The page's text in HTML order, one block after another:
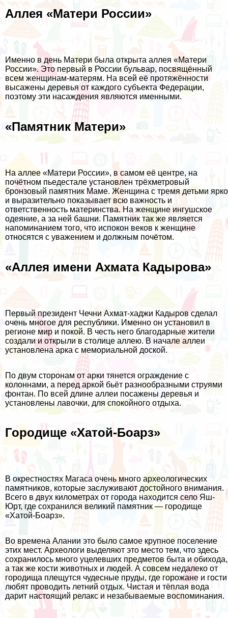
Аллея «Матери России»
Именно в день Матери была открыта аллея «Матери
России». Это первый в России бульвар, посвящённый
всем женщинам-матерям. На всей её протяжённости
высажены деревья от каждого субъекта Федерации,
поэтому эти насаждения являются именными.
«Памятник Матери»
На аллее «Матери России», в самом её центре, на
почётном пьедестале установлен трёхметровый
бронзовый памятник Маме. Женщина с тремя детьми ярко
и выразительно показывает всю важность и
ответственность материнства. На женщине ингушское
одеяние, а за ней башни. Памятник так же является
напоминанием того, что испокон веков к женщине
относятся с уважением и должным почётом.
«Аллея имени Ахмата Кадырова»
Первый президент Чечни Ахмат-хаджи Кадыров сделал
очень многое для республики. Именно он установил в
регионе мир и покой. В честь него благодарные жители
создали и открыли в столице аллею. В начале аллеи
установлена арка с мемориальной доской.
По двум сторонам от арки тянется ограждение с
колоннами, а перед аркой бьёт разнообразными струями
фонтан. По всей длине аллеи посажены деревья и
установлены лавочки, для спокойного отдыха.
Городище «Хатой-Боарз»
В окрестностях Магаса очень много археологических
памятников, которые заслуживают достойного внимания.
Всего в двух километрах от города находится село Яш-
Юрт, где сохранился великий памятник — городище
«Хатой-Боарз».
Во времена Алании это было самое крупное поселение
этих мест. Археологи выделяют это место тем, что здесь
сохранилось много уцелевших предметов быта и обихода,
а так же кости животных и людей. А совсем недалеко от
городища плещутся чудесные пруды, где горожане и гости
любят проводить летний отдых. Чистая и тёплая вода
дарит настоящий релакс и незабываемые воспоминания.